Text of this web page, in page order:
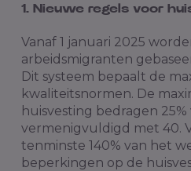
1. Nieuwe regels voor
Vanaf 1 januari 2025
arbeidsmigranten
Dit systeem bepaalt de
kwaliteitsnormen. De
huisvesting bedragen
vermenigvuldigd met 40.
tenminste 140% van het
beperkingen op de